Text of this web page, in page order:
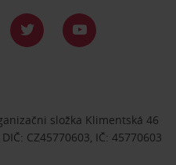
složka Klimentská 46
CZ45770603, IČ: 45770603